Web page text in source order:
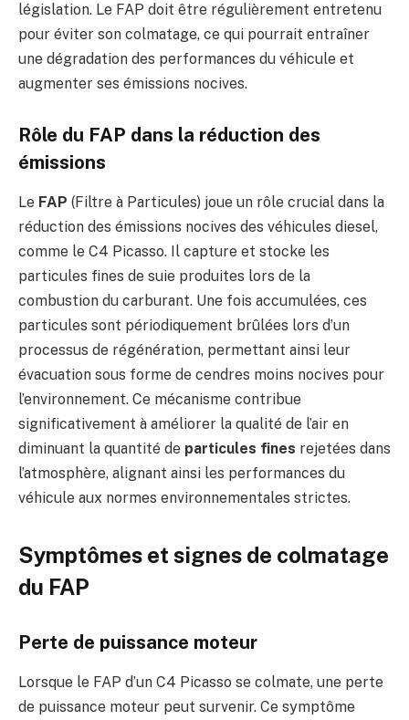
législation. Le FAP doit être régulièrement entretenu
pour éviter son colmatage, ce qui pourrait entraîner
une dégradation des performances du véhicule et
augmenter ses émissions nocives.
Rôle du FAP dans la réduction des
émissions
Le FAP (Filtre à Particules) joue un rôle crucial dans la
réduction des émissions nocives des véhicules diesel,
comme le C4 Picasso. Il capture et stocke les
particules fines de suie produites lors de la
combustion du carburant. Une fois accumulées, ces
particules sont périodiquement brûlées lors d’un
processus de régénération, permettant ainsi leur
évacuation sous forme de cendres moins nocives pour
l’environnement. Ce mécanisme contribue
significativement à améliorer la qualité de l’air en
diminuant la quantité de particules fines rejetées dans
l’atmosphère, alignant ainsi les performances du
véhicule aux normes environnementales strictes.
Symptômes et signes de colmatage
du FAP
Perte de puissance moteur
Lorsque le FAP d’un C4 Picasso se colmate, une perte
de puissance moteur peut survenir. Ce symptôme